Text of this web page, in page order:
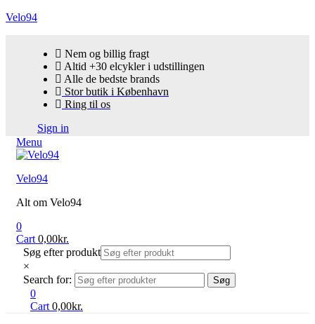
Velo94
Nem og billig fragt
Altid +30 elcykler i udstillingen
Alle de bedste brands
Stor butik i København
Ring til os
Sign in
Menu
Velo94
Alt om Velo94
0
Cart 0,00kr.
Søg efter produkt
×
Search for:
Søg
0
Cart 0,00kr.